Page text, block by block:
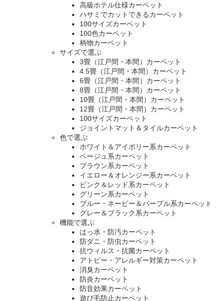
高級ホテル仕様カーペット
ハサミでカットできるカーペット
100サイズカーペット
100色カーペット
柄物カーペット
サイズで選ぶ
3畳（江戸間・本間）カーペット
4.5畳（江戸間・本間）カーペット
6畳（江戸間・本間）カーペット
8畳（江戸間・本間）カーペット
10畳（江戸間・本間）カーペット
12畳（江戸間・本間）カーペット
100サイズカーペット
ジョイントマット＆タイルカーペット
色で選ぶ
ホワイト＆アイボリー系カーペット
ベージュ系カーペット
ブラウン系カーペット
イエロー＆オレンジー系カーペット
ピンク＆レッド系カーペット
グリーン系カーペット
ブルー・ネービー＆パープル系カーペット
グレー＆ブラック系カーペット
機能で選ぶ
はっ水・防汚カーペット
防ダニ・防虫カーペット
抗ウィルス・抗菌カーペット
アトピー・アレルギー対策カーペット
消臭カーペット
防炎カーペット
防音効果カーペット
遊び毛防止カーペット